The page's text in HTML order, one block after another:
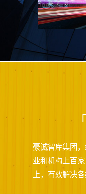
豪诚智库集团
业和机构上百
上，有效解决